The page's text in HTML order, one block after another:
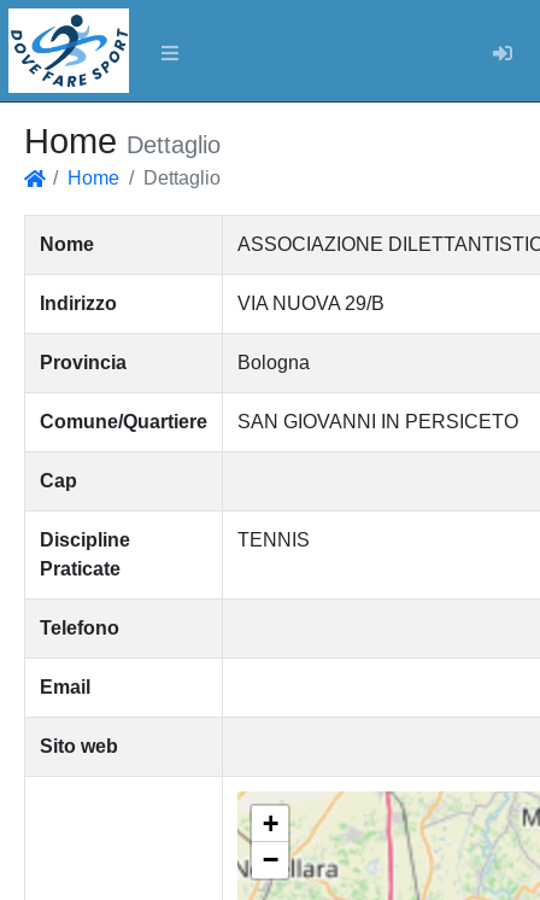
Home Dettaglio
Home Dettaglio
Nome ASSOCIAZIONE
Indirizzo VIA NUOVA 29/B
Provincia Bologna
Comune/Quartiere SAN GIOVANNI IN PERSICETO
Cap
Discipline
Praticate
TENNIS
Telefono
Email
Sito web
+
−